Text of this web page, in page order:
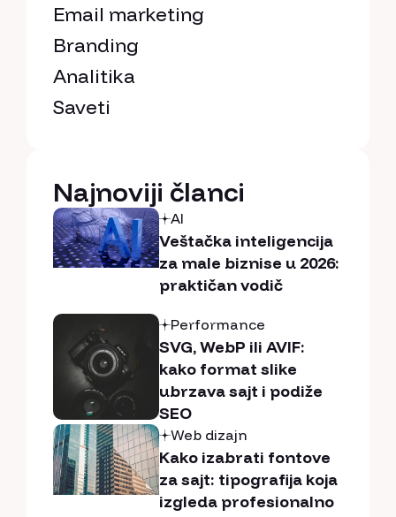
Email marketing
Branding
Analitika
Saveti
Najnoviji članci
AI
Veštačka inteligencija
za male biznise u 2026:
praktičan vodič
Performance
SVG, WebP ili AVIF:
kako format slike
ubrzava sajt i podiže
SEO
Web dizajn
Kako izabrati fontove
za sajt: tipografija koja
izgleda profesionalno